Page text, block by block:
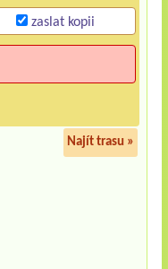
zaslat kopii
Najít trasu »